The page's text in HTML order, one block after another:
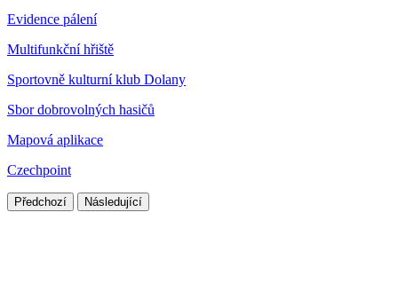
Evidence pálení
Multifunkční hřiště
Sportovně kulturní klub Dolany
Sbor dobrovolných hasičů
Mapová aplikace
Czechpoint
Předchozí Následující